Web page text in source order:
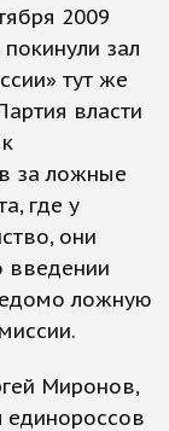
2009
зал
тут же
власти
за ложные
где у
они
введении
ложную
Миронов,
единороссов